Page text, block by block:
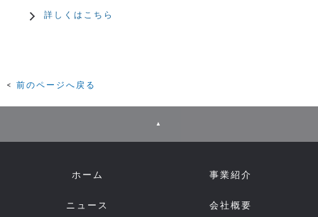
詳しくはこちら
前のページへ戻る
▲
ホーム 事業紹介
ニュース 会社概要